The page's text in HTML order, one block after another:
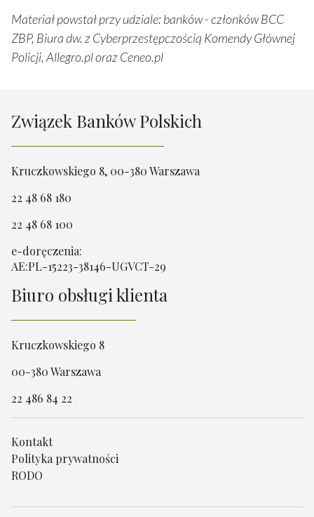
Materiał powstał przy udziale: banków - członków BCC
ZBP, Biura dw. z Cyberprzestępczością Komendy Głównej
Policji, Allegro.pl oraz Ceneo.pl
Związek Banków Polskich
Kruczkowskiego 8, 00-380 Warszawa
22 48 68 180
22 48 68 100
e-doręczenia:
AE:PL-15223-38146-UGVCT-29
Biuro obsługi klienta
Kruczkowskiego 8
00-380 Warszawa
22 486 84 22
Kontakt
Polityka prywatności
RODO